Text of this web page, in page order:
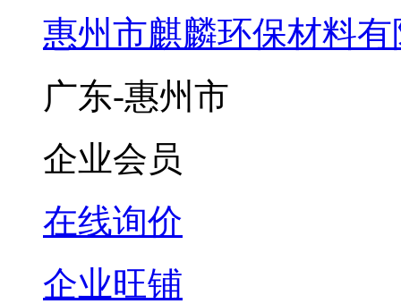
惠州市麒麟环保材料
广东-惠州市
企业会员
在线询价
企业旺铺